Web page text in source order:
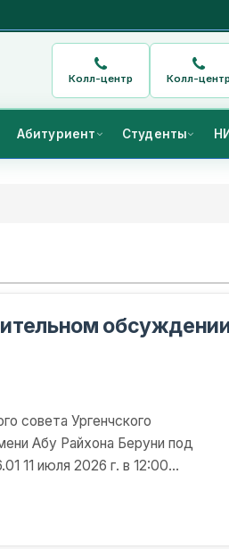
Колл-центр Колл-центр
Абитуриент Студенты
совета Ургенчского
Абу Райхона Беруни под
11 июля 2026 г. в 12:00